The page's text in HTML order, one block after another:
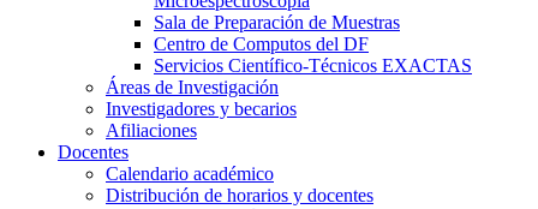
Sala de Preparación de Muestras
Centro de Computos del DF
Servicios Científico-Técnicos EXACTAS
Áreas de Investigación
Investigadores y becarios
Afiliaciones
Docentes
Calendario académico
Distribución de horarios y docentes